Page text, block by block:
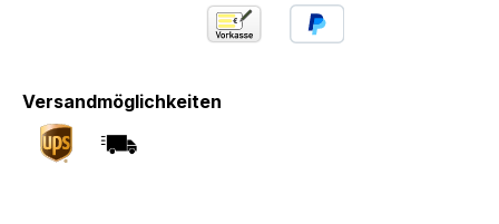
Versandmöglichkeiten